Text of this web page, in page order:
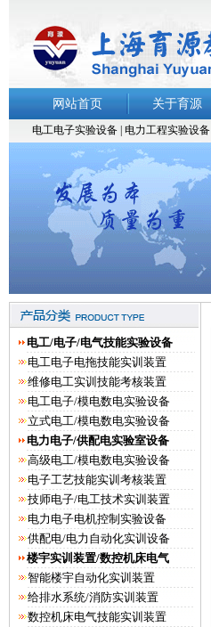
网站首页 关于育源
电工电子实验设备| 电力工程实验设备
电工/电子/电气技能实验设备
电工电子电拖技能实训装置
维修电工实训技能考核装置
电工电子/模电数电实验设备
立式电工/模电数电实验设备
电力电子/供配电实验室设备
高级电工/模电数电实验设备
电子工艺技能实训考核装置
技师电子/电工技术实训装置
电力电子电机控制实验设备
供配电/电力自动化实训设备
楼宇实训装置/数控机床电气
智能楼宇自动化实训装置
给排水系统/消防实训装置
数控机床电气技能实训装置